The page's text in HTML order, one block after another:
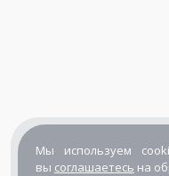
Мы используем
вы соглашаетесь на